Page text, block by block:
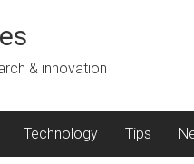
& innovation
Technology Tips